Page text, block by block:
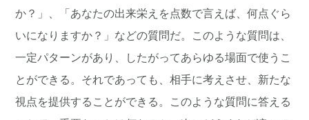
か？」、「あなたの出来栄えを点数で言えば、何点ぐら
いになりますか？」などの質問だ。このような質問は、
一定パターンがあり、したがってあらゆる場面で使うこ
とができる。それであっても、相手に考えさせ、新たな
視点を提供することができる。このような質問に答える